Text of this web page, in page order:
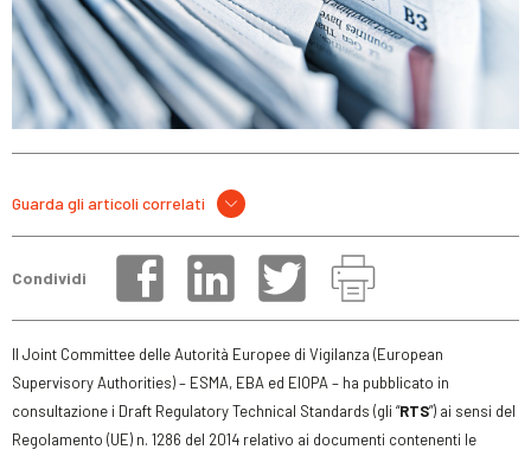
Guarda gli articoli correlati
Condividi
Il Joint Committee delle Autorità Europee di Vigilanza (European
Supervisory Authorities) – ESMA, EBA ed EIOPA – ha pubblicato in
consultazione i Draft Regulatory Technical Standards (gli “RTS”) ai sensi del
Regolamento (UE) n. 1286 del 2014 relativo ai documenti contenenti le